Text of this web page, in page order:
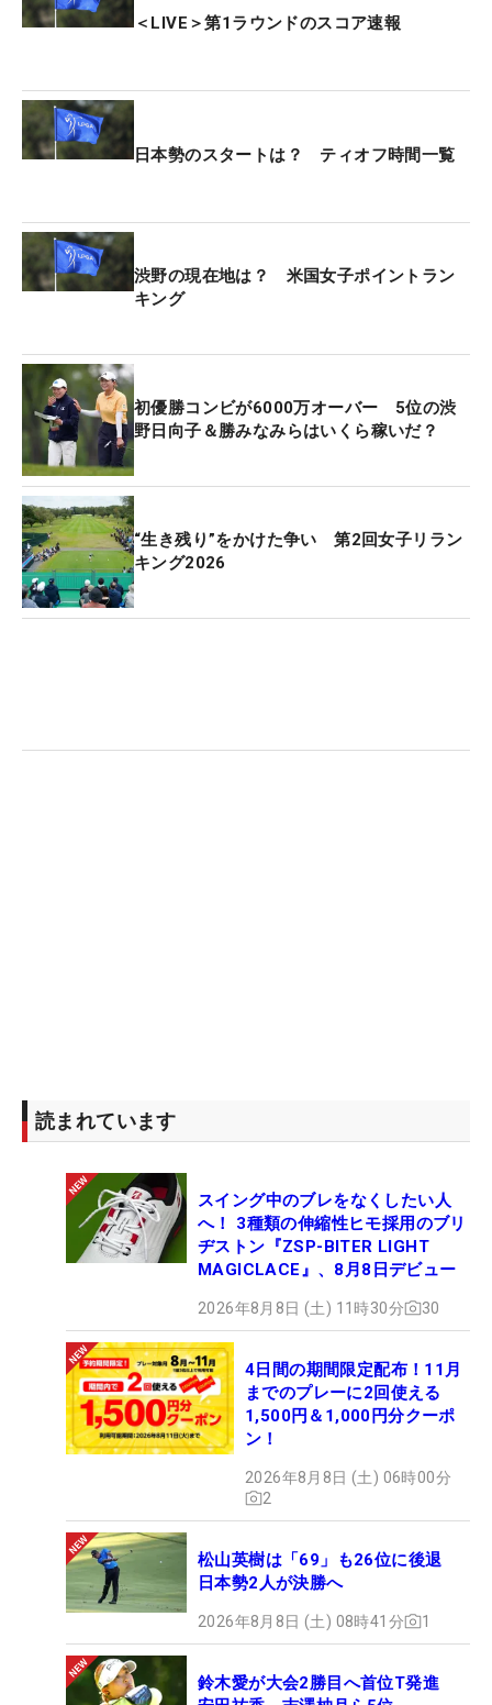
の後は岩井明愛、原英莉花、吉田優利、西村優菜が
ウンドを開始する。
今大会終了後のCMEグローブポイントランキング上
の出場権が与えられる。
賞金総額は325万ドル（約5億2300万円）。優勝者
には48万7500ドル（約7800万円）が贈られる。
＜LIVE＞第1ラウンドのスコア速報
日本勢のスタートは？ ティオフ時間一覧
渋野の現在地は？ 米国女子ポイントラン
キング
初優勝コンビが6000万オーバー 5位の渋
野日向子＆勝みなみらはいくら稼いだ？
“生き残り”をかけた争い 第2回女子リラン
キング2026
読まれています
スイング中のブレをなくしたい人
へ！ 3種類の伸縮性ヒモ採用のブリ
ヂストン『ZSP-BITER LIGHT
MAGICLACE』、8月8日デビュー
2026年8月8日 (土) 11時30分 30
4日間の期間限定配布！11月
までのプレーに2回使える
1,500円＆1,000円分クーポ
ン！
2026年8月8日 (土) 06時00分
2
松山英樹は「69」も26位に後退
日本勢2人が決勝へ
2026年8月8日 (土) 08時41分 1
鈴木愛が大会2勝目へ首位T発進